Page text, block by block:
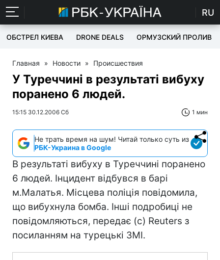
RU
ОБСТРЕЛ КИЕВА DRONE DEALS ОРМУЗСКИЙ ПРОЛИВ
Главная » Новости » Происшествия
У Туреччині в результаті вибуху
поранено 6 людей.
15:15 30.12.2006 Сб 1 мин
Не трать время на шум! Читай только суть из
РБК-Украина в Google
В результаті вибуху в Туреччині поранено
6 людей. Інцидент відбувся в барі
м.Малатья. Місцева поліція повідомила,
що вибухнула бомба. Інші подробиці не
повідомляються, передає (с) Reuters з
посиланням на турецькі ЗМІ.